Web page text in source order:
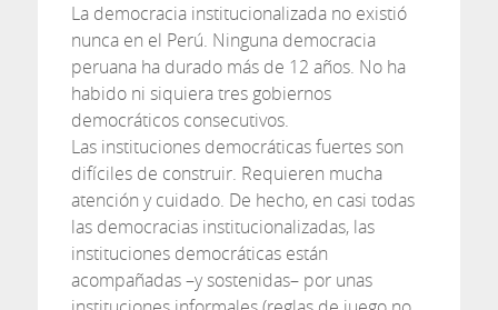
La democracia institucionalizada no existió
nunca en el Perú. Ninguna democracia
peruana ha durado más de 12 años. No ha
habido ni siquiera tres gobiernos
democráticos consecutivos.
Las instituciones democráticas fuertes son
difíciles de construir. Requieren mucha
atención y cuidado. De hecho, en casi todas
las democracias institucionalizadas, las
instituciones democráticas están
acompañadas –y sostenidas– por unas